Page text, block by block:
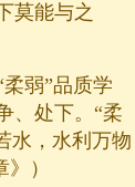
莫能与之
弱”品质学
、处下。“柔
水，水利万物
）